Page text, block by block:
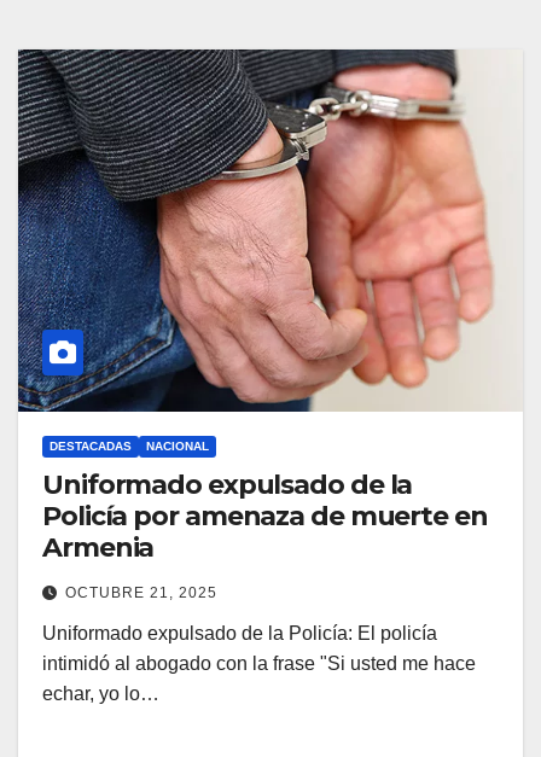
DESTACADAS NACIONAL
Uniformado expulsado de la
Policía por amenaza de muerte en
Armenia
OCTUBRE 21, 2025
Uniformado expulsado de la Policía: El policía
intimidó al abogado con la frase "Si usted me hace
echar, yo lo…